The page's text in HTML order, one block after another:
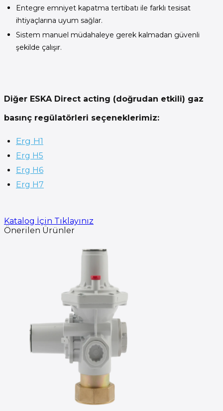
Entegre emniyet kapatma tertibatı ile farklı tesisat
ihtiyaçlarına uyum sağlar.
Sistem manuel müdahaleye gerek kalmadan güvenli
şekilde çalışır.
Diğer ESKA Direct acting (doğrudan etkili) gaz
basınç regülatörleri seçeneklerimiz:
Erg H1
Erg H5
Erg H6
Erg H7
Katalog İçin Tıklayınız
Önerilen Ürünler